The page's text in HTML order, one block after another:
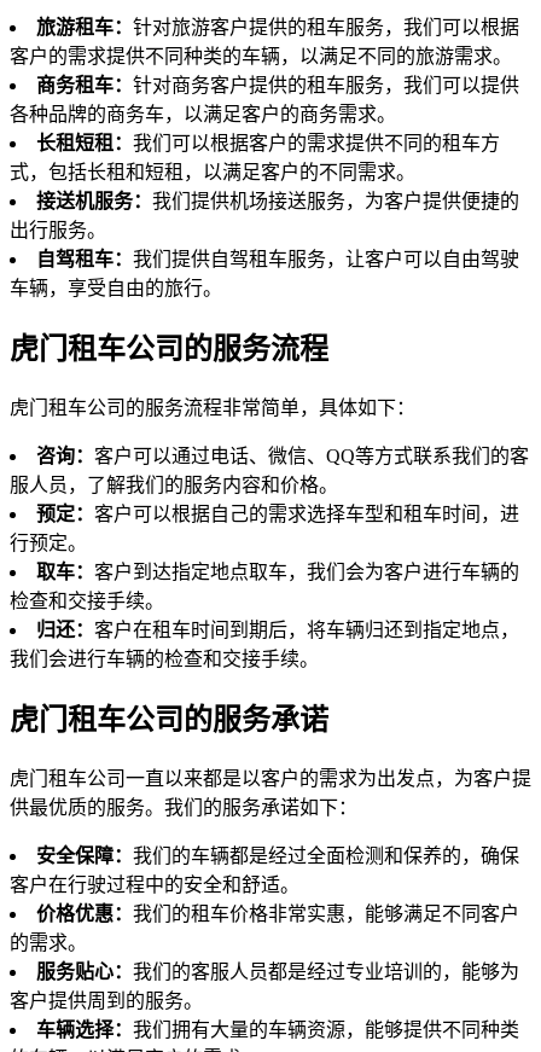
旅游租车： 针对旅游客户提供的租车服务，我们可以根据
客户的需求提供不同种类的车辆，以满足不同的旅游需求。
商务租车： 针对商务客户提供的租车服务，我们可以提供
各种品牌的商务车，以满足客户的商务需求。
长租短租： 我们可以根据客户的需求提供不同的租车方
式，包括长租和短租，以满足客户的不同需求。
接送机服务： 我们提供机场接送服务，为客户提供便捷的
出行服务。
自驾租车： 我们提供自驾租车服务，让客户可以自由驾驶
车辆，享受自由的旅行。
虎门租车公司的服务流程
虎门租车公司的服务流程非常简单，具体如下：
咨询： 客户可以通过电话、微信、QQ等方式联系我们的客
服人员，了解我们的服务内容和价格。
预定： 客户可以根据自己的需求选择车型和租车时间，进
行预定。
取车： 客户到达指定地点取车，我们会为客户进行车辆的
检查和交接手续。
归还： 客户在租车时间到期后，将车辆归还到指定地点，
我们会进行车辆的检查和交接手续。
虎门租车公司的服务承诺
虎门租车公司一直以来都是以客户的需求为出发点，为客户提
供最优质的服务。我们的服务承诺如下：
安全保障： 我们的车辆都是经过全面检测和保养的，确保
客户在行驶过程中的安全和舒适。
价格优惠： 我们的租车价格非常实惠，能够满足不同客户
的需求。
服务贴心： 我们的客服人员都是经过专业培训的，能够为
客户提供周到的服务。
车辆选择： 我们拥有大量的车辆资源，能够提供不同种类